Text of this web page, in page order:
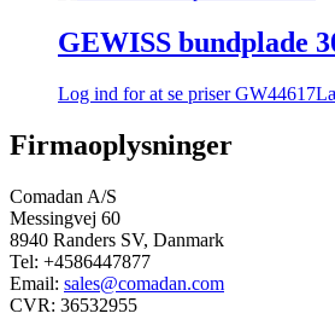
GEWISS bundplade
Log ind for at se priserGW44617
Firmaoplysninger
Comadan A/S
Messingvej 60
8940 Randers SV, Danmark
Tel: +4586447877
Email: sales@comadan.com
CVR: 36532955